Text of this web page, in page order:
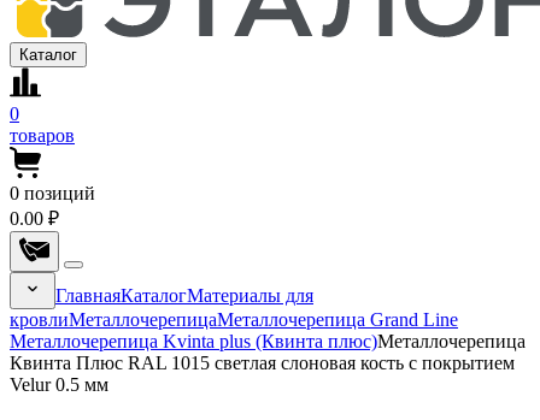
Каталог
0
товаров
0 позиций
0.00 ₽
ГлавнаяКаталогМатериалы для
кровлиМеталлочерепицаМеталлочерепица Grand Line
Металлочерепица Kvinta plus (Квинта плюс)Металлочерепица
Квинта Плюс RAL 1015 светлая слоновая кость с покрытием
Velur 0.5 мм